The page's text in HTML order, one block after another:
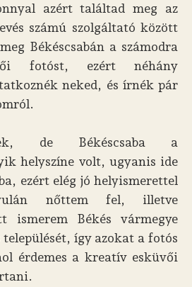
azért találtad meg az
számú szolgáltató között
Békéscsabán a számodra
fotóst, ezért néhány
neked, és írnék pár
de Békéscsaba a
helyszíne volt, ugyanis ide
ezért elég jó helyismerettel
nőttem fel, illetve
ismerem Békés vármegye
így azokat a fotós
érdemes a kreatív esküvői